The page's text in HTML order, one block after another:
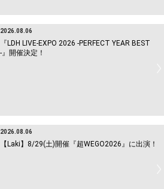
2026.08.06
『LDH LIVE-EXPO 2026 -PERFECT YEAR BEST
-』開催決定！
2026.08.06
【Laki】8/29(土)開催『超WEGO2026』に出演！